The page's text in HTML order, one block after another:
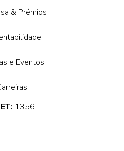
& Prémios
e Eventos
1356